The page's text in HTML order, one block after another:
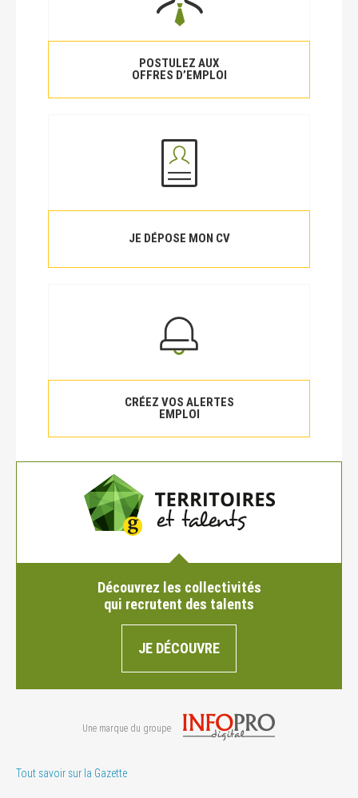
POSTULEZ AUX
OFFRES D’EMPLOI
JE DÉPOSE MON CV
CRÉEZ VOS ALERTES
EMPLOI
Découvrez les collectivités
qui recrutent des talents
JE DÉCOUVRE
Une marque du groupe
Tout savoir sur la Gazette